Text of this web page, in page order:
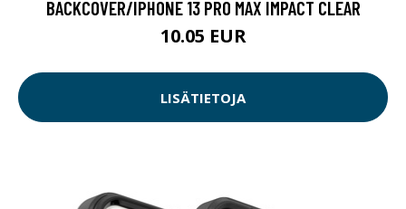
BACKCOVER/IPHONE 13 PRO MAX IMPACT CLEAR
10.05 EUR
LISÄTIETOJA